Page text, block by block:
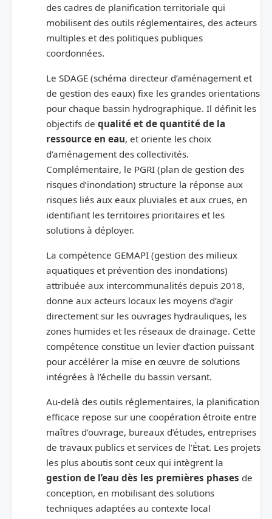
des cadres de planification territoriale qui
mobilisent des outils réglementaires, des acteurs
multiples et des politiques publiques
coordonnées.
Le SDAGE (schéma directeur d’aménagement et
de gestion des eaux) fixe les grandes orientations
pour chaque bassin hydrographique. Il définit les
objectifs de qualité et de quantité de la
ressource en eau, et oriente les choix
d’aménagement des collectivités.
Complémentaire, le PGRI (plan de gestion des
risques d’inondation) structure la réponse aux
risques liés aux eaux pluviales et aux crues, en
identifiant les territoires prioritaires et les
solutions à déployer.
La compétence GEMAPI (gestion des milieux
aquatiques et prévention des inondations)
attribuée aux intercommunalités depuis 2018,
donne aux acteurs locaux les moyens d’agir
directement sur les ouvrages hydrauliques, les
zones humides et les réseaux de drainage. Cette
compétence constitue un levier d’action puissant
pour accélérer la mise en œuvre de solutions
intégrées à l’échelle du bassin versant.
Au-delà des outils réglementaires, la planification
efficace repose sur une coopération étroite entre
maîtres d’ouvrage, bureaux d’études, entreprises
de travaux publics et services de l’État. Les projets
les plus aboutis sont ceux qui intègrent la
gestion de l’eau dès les premières phases de
conception, en mobilisant des solutions
techniques adaptées au contexte local